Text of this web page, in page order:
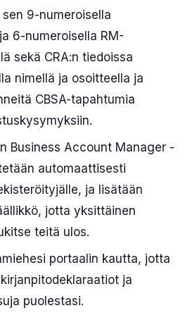
9-numeroisella
6-numeroisella RM-
sekä CRA:n tiedoissa
nimellä ja osoitteella ja
CBSA-tapahtumia
Business Account Manager -
automaattisesti
ja lisätään
jotta yksittäinen
teitä ulos.
portaalin kautta, jotta
ja
puolestasi.